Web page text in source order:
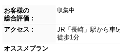
お客様の
総合評価：
収集中
アクセス：
JR「長崎」駅から車
徒歩1分
オススメプラン